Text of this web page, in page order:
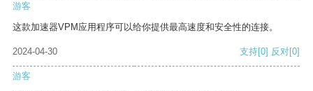
游客
这款加速器VPM应用程序可以给你提供最高速度和安全性的连接。
2024-04-30 支持[0] 反对[0]
游客